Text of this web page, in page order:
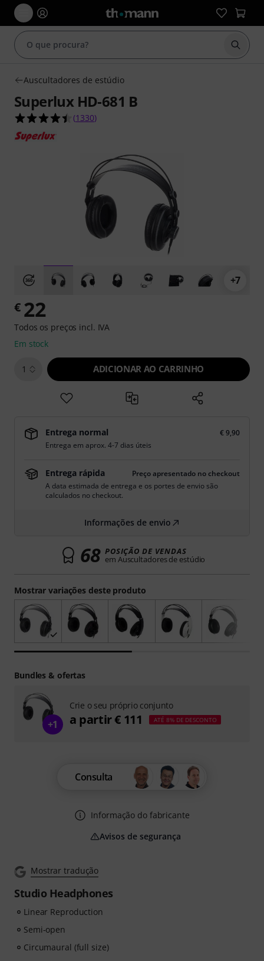
Iniciar
Auscultadores de estúdio
Superlux HD-681 B
4.4 de 5 estrelas de 1330 avaliações de clientes
(1330)
+7
Mostrar tradução
Studio Headphones
Linear Reproduction
Semi-open
Circumaural (full size)
Mostrar variações deste produto
€ 22
Todos os preços incl. IVA
Em stock
1 ADICIONAR AO CARRINHO
Entrega normal
€ 9,90
Entrega em aprox. 4-7 dias úteis
Entrega rápida
Preço apresentado no checkout
A data estimada de entrega e os portes de envio são
calculados no checkout.
Informações de envio
68 POSIÇÃO DE VENDAS
em Auscultadores de estúdio
Consulta
Informação do fabricante
Avisos de segurança
Bundles & ofertas
+1
Crie o seu próprio conjunto
a partir € 111 ATÉ 8% DE DESCONTO